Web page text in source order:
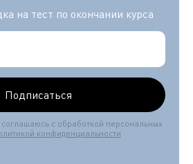
на тест по окончании курса
Подписаться
с обработкой персональных
конфиденциальности